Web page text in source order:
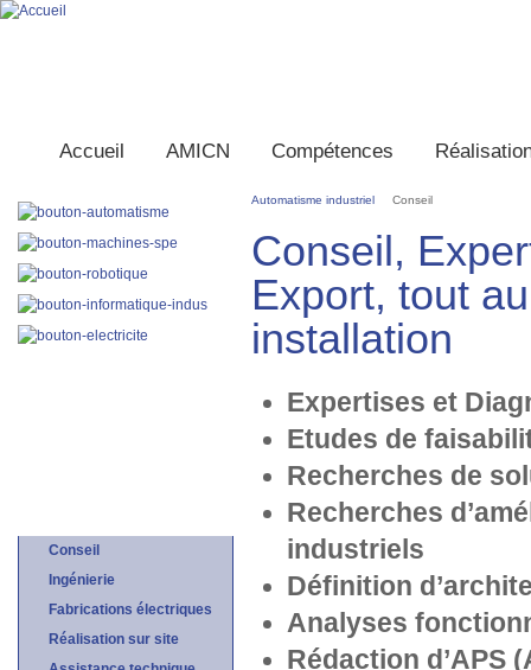
Accueil AMICN Compétences
Automatisme industriel Conseil
Conseil,
Export, tout
installation
Expertises et
Etudes de
Recherches de
Recherches
industriels
Définition
Analyses
Rédaction d’APS
Conseil
Ingénierie
Fabrications électriques
Réalisation sur site